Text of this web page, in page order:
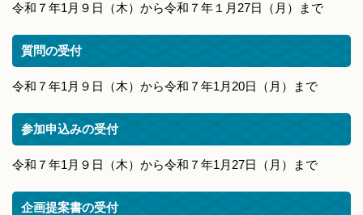
令和７年1月９日（木）から令和７年１月27日（月）まで
質問の受付
令和７年1月９日（木）から令和７年1月20日（月）まで
参加申込みの受付
令和７年1月９日（木）から令和７年1月27日（月）まで
企画提案書の受付